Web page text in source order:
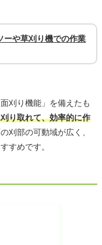
ーや草刈り機での作業
刈り機能」を備えたも
り取れて、効率的に作
刈部の可動域が広く、
すめです。